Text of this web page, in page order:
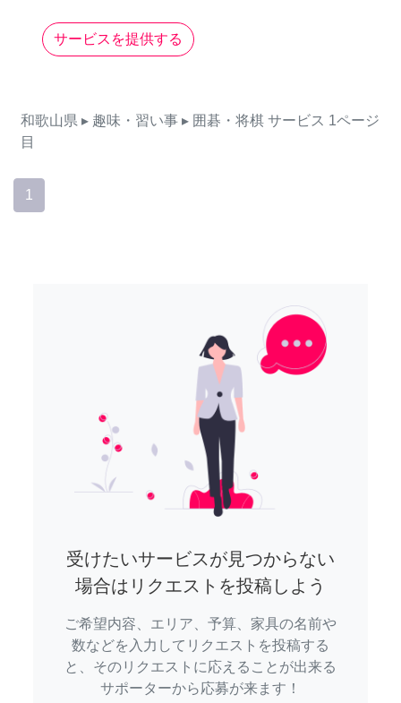
サービスを提供する
和歌山県 ▸ 趣味・習い事 ▸ 囲碁・将棋 サービス 1ページ
目
1
受けたいサービスが見つからない
場合はリクエストを投稿しよう
ご希望内容、エリア、予算、家具の名前や
数などを入力してリクエストを投稿する
と、そのリクエストに応えることが出来る
サポーターから応募が来ます！